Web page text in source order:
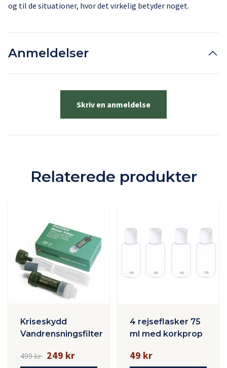
og til de situationer, hvor det virkelig betyder noget.
Anmeldelser
Skriv en anmeldelse
Relaterede produkter
Kriseskydd
Vandrensningsfilter
499 kr 249 kr
4 rejseflasker 75
ml med korkprop
49 kr